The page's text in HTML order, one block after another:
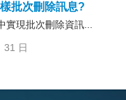
批次刪除訊息?
實現批次刪除資訊...
31 日